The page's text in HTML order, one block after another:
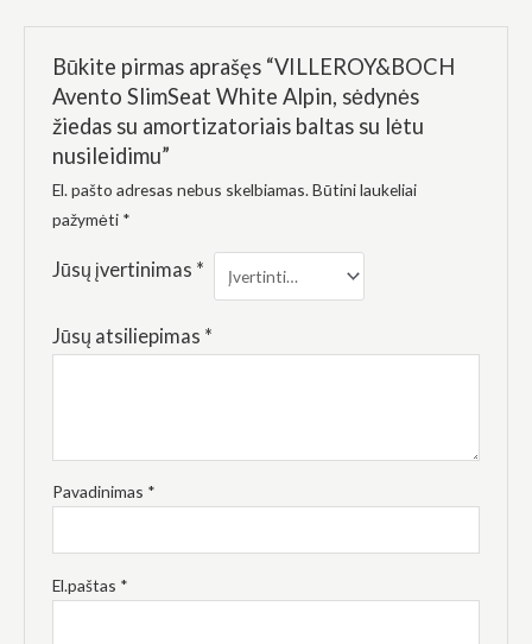
Būkite pirmas aprašęs “VILLEROY&BOCH
Avento SlimSeat White Alpin, sėdynės
žiedas su amortizatoriais baltas su lėtu
nusileidimu”
El. pašto adresas nebus skelbiamas.Būtini laukeliai
pažymėti *
Jūsų įvertinimas *
Jūsų atsiliepimas *
Pavadinimas *
El.paštas *
pomėgiais ir
lankotės
mūsų
svetainėje,
padidinate
galimybę
suasmenintą
turinį ir
pasiūlymus.